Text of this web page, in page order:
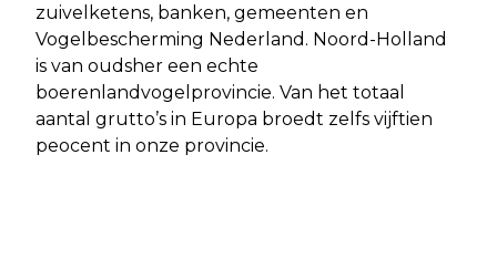
zuivelketens, banken, gemeenten en
Vogelbescherming Nederland. Noord-Holland
is van oudsher een echte
boerenlandvogelprovincie. Van het totaal
aantal grutto’s in Europa broedt zelfs vijftien
peocent in onze provincie.